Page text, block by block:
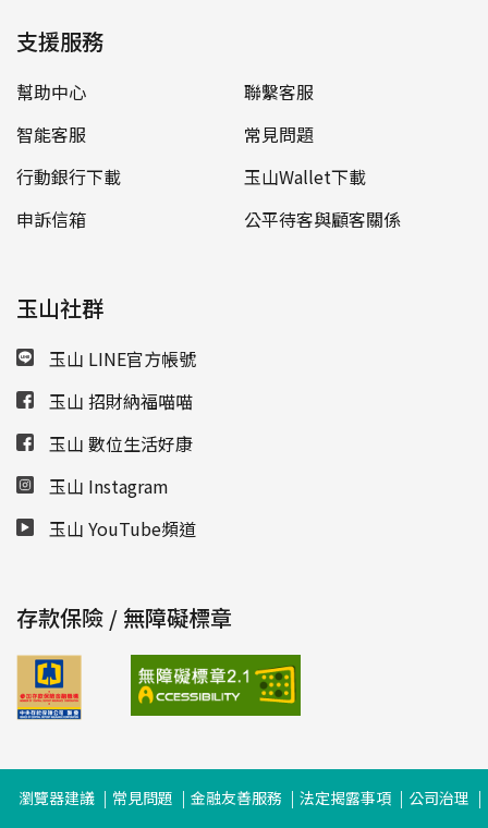
支援服務
幫助中心
聯繫客服
智能客服
常見問題
行動銀行下載
玉山Wallet下載
申訴信箱
公平待客與顧客關係
玉山社群
玉山 LINE官方帳號
玉山 招財納福喵喵
玉山 數位生活好康
玉山 Instagram
玉山 YouTube頻道
存款保險 / 無障礙標章
瀏覽器建議 常見問題 金融友善服務 法定揭露事項
公司治理